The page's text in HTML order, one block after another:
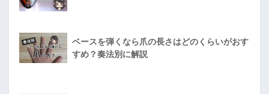
ベースを弾くなら爪の長さはどのくらいがおす
すめ？奏法別に解説